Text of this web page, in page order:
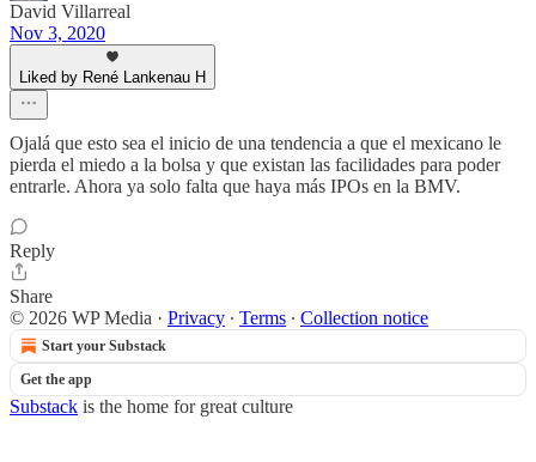
David Villarreal
Nov 3, 2020
Liked by René Lankenau H
Ojalá que esto sea el inicio de una tendencia a que el mexicano le
pierda el miedo a la bolsa y que existan las facilidades para poder
entrarle. Ahora ya solo falta que haya más IPOs en la BMV.
Reply
Share
© 2026 WP Media · Privacy ∙ Terms ∙ Collection notice
Start your Substack
Get the app
Substack is the home for great culture